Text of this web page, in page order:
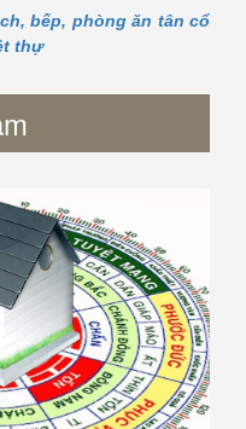
bếp, phòng ăn tân cổ
thự